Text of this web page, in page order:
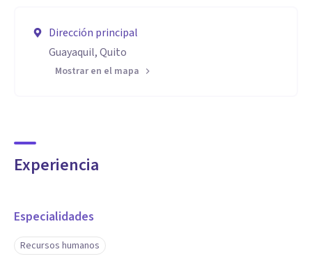
Dirección principal
Guayaquil, Quito
Mostrar en el mapa
Experiencia
Especialidades
Recursos humanos